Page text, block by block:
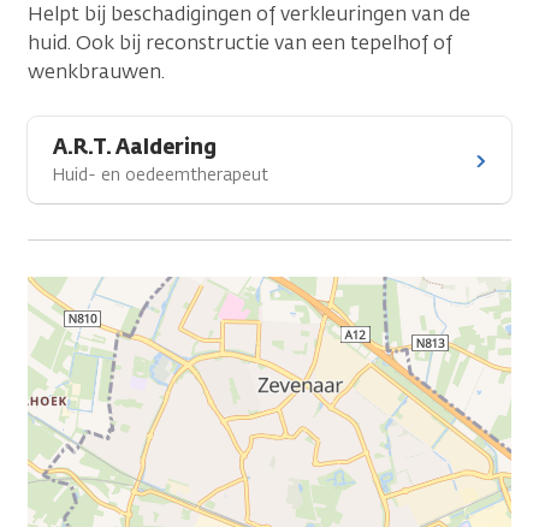
Helpt bij beschadigingen of verkleuringen van de
huid. Ook bij reconstructie van een tepelhof of
wenkbrauwen.
A.R.T. Aaldering
Huid- en oedeemtherapeut